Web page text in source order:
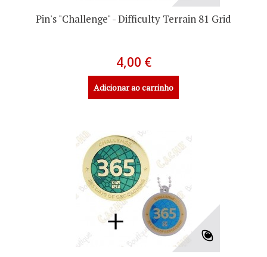
Pin's "Challenge" - Difficulty Terrain 81 Grid
4,00 €
Adicionar ao carrinho